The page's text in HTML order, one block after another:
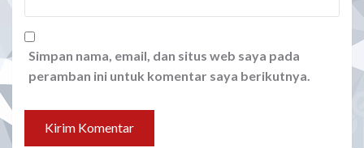
Simpan nama, email, dan situs web saya pada
peramban ini untuk komentar saya berikutnya.